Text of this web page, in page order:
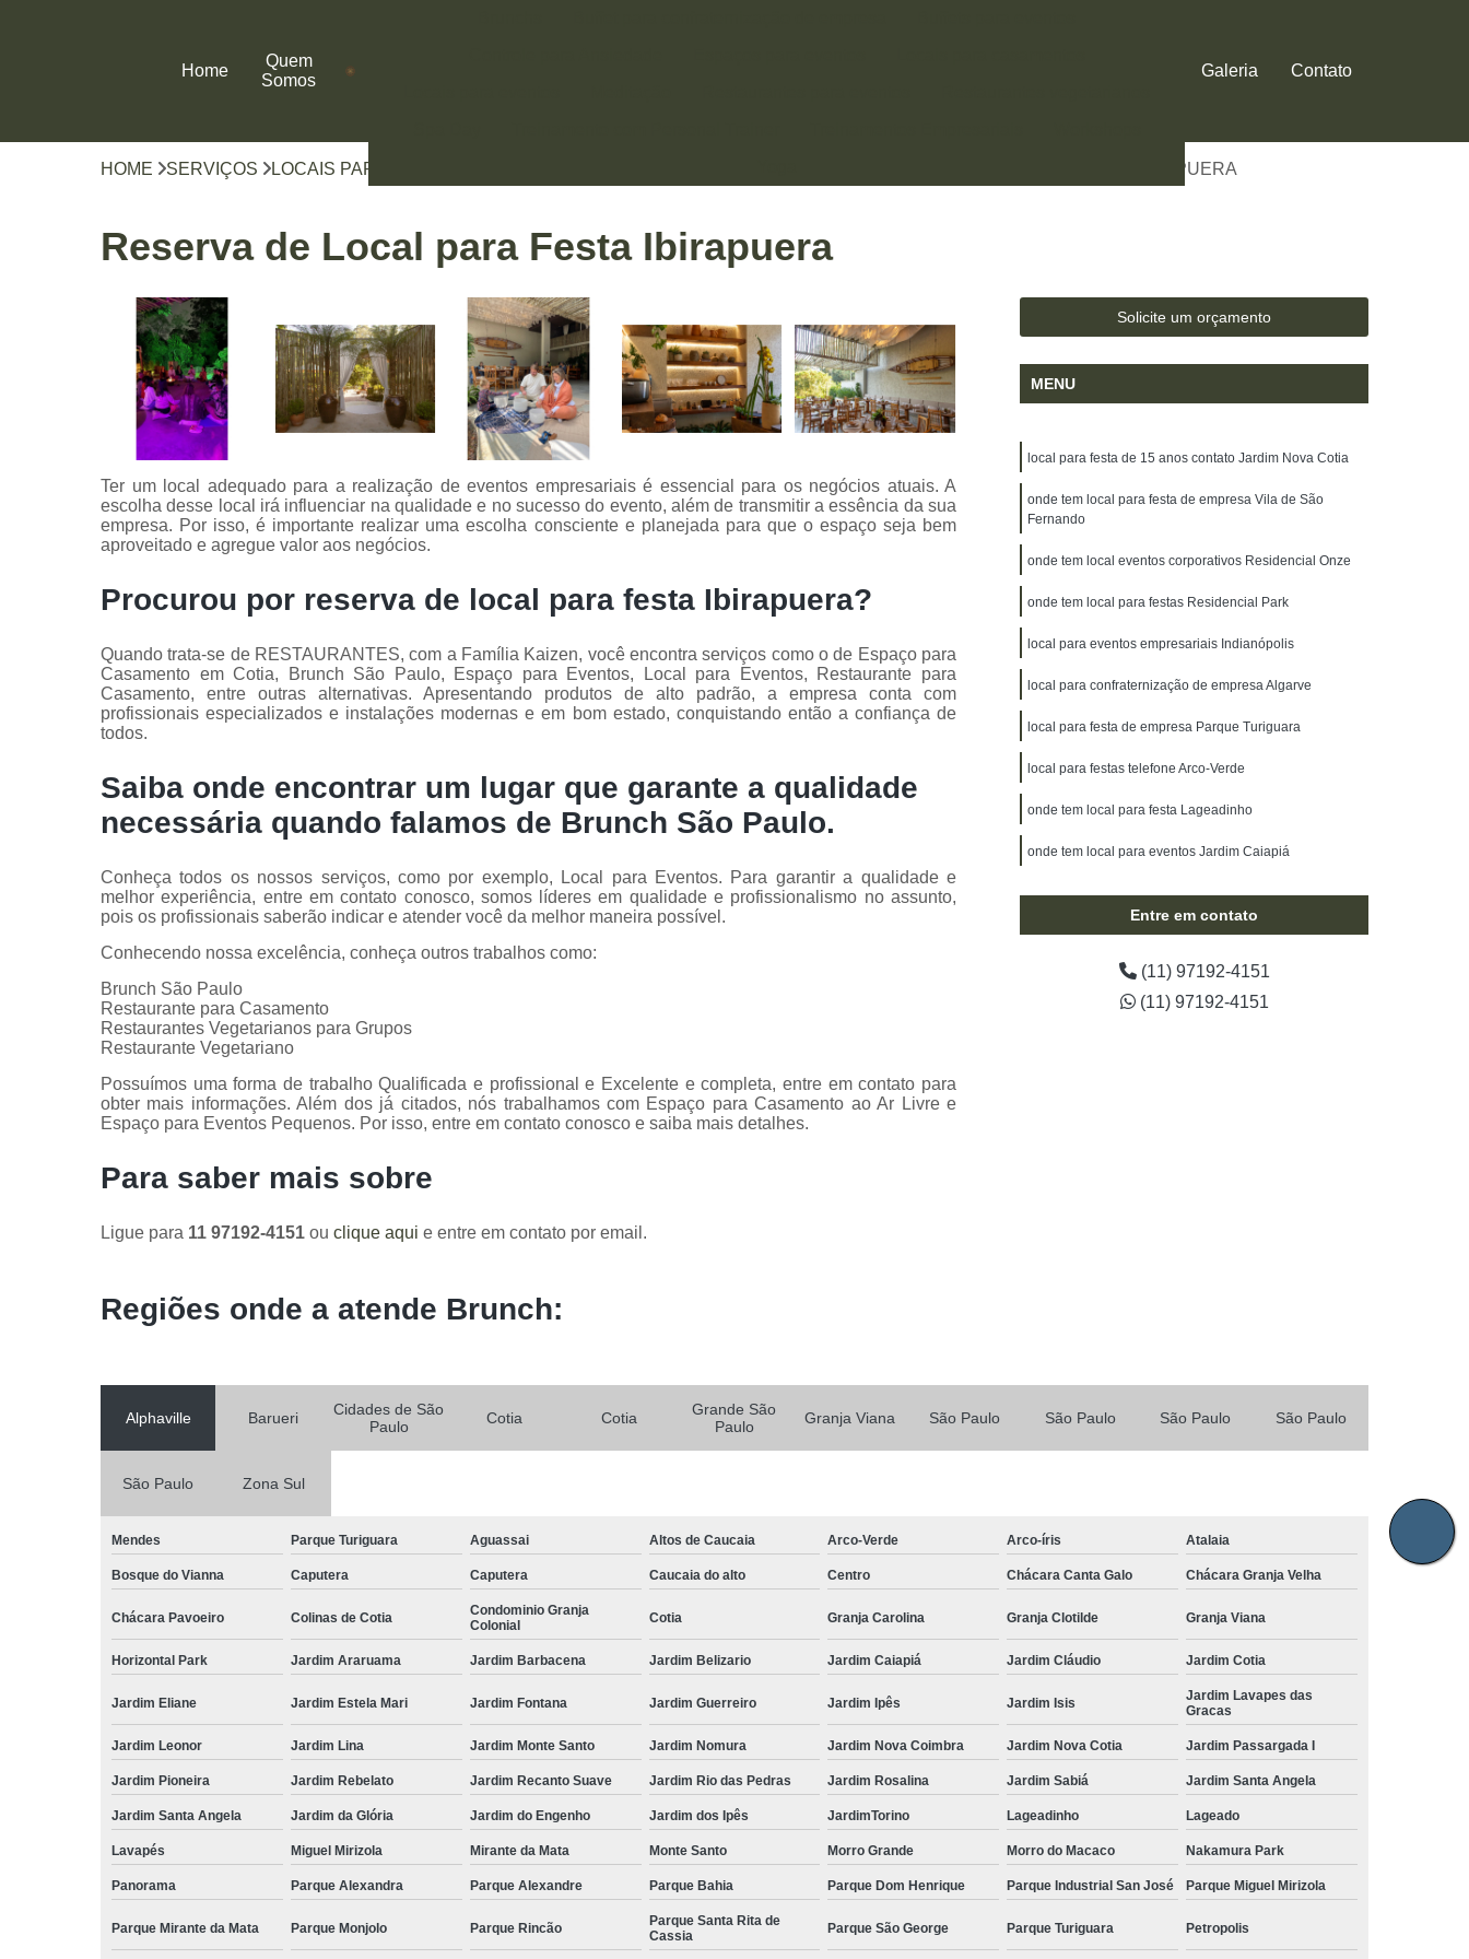
Home
Quem
Somos
Galeria Contato
HOME SERVIÇOS LOCAIS PARA EVENTOS RESERVA DE LOCAL PARA FESTA IBIRAPUERA
Reserva de Local para Festa Ibirapuera
Ter um local adequado para a realização de eventos empresariais é essencial para os negócios atuais. A
escolha desse local irá influenciar na qualidade e no sucesso do evento, além de transmitir a essência da sua
empresa. Por isso, é importante realizar uma escolha consciente e planejada para que o espaço seja bem
aproveitado e agregue valor aos negócios.
Procurou por reserva de local para festa Ibirapuera?
Quando trata-se de RESTAURANTES, com a Família Kaizen, você encontra serviços como o de Espaço para
Casamento em Cotia, Brunch São Paulo, Espaço para Eventos, Local para Eventos, Restaurante para
Casamento, entre outras alternativas. Apresentando produtos de alto padrão, a empresa conta com
profissionais especializados e instalações modernas e em bom estado, conquistando então a confiança de
todos.
Saiba onde encontrar um lugar que garante a qualidade
necessária quando falamos de Brunch São Paulo.
Conheça todos os nossos serviços, como por exemplo, Local para Eventos. Para garantir a qualidade e
melhor experiência, entre em contato conosco, somos líderes em qualidade e profissionalismo no assunto,
pois os profissionais saberão indicar e atender você da melhor maneira possível.
Conhecendo nossa excelência, conheça outros trabalhos como:
Brunch São Paulo
Restaurante para Casamento
Restaurantes Vegetarianos para Grupos
Restaurante Vegetariano
Possuímos uma forma de trabalho Qualificada e profissional e Excelente e completa, entre em contato para
obter mais informações. Além dos já citados, nós trabalhamos com Espaço para Casamento ao Ar Livre e
Espaço para Eventos Pequenos. Por isso, entre em contato conosco e saiba mais detalhes.
Para saber mais sobre
Ligue para 11 97192-4151 ou clique aqui e entre em contato por email.
Solicite um orçamento
MENU
local para festa de 15 anos contato Jardim Nova Cotia
onde tem local para festa de empresa Vila de São
Fernando
onde tem local eventos corporativos Residencial Onze
onde tem local para festas Residencial Park
local para eventos empresariais Indianópolis
local para confraternização de empresa Algarve
local para festa de empresa Parque Turiguara
local para festas telefone Arco-Verde
onde tem local para festa Lageadinho
onde tem local para eventos Jardim Caiapiá
Entre em contato
(11) 97192-4151
(11) 97192-4151
Regiões onde a atende Brunch:
Alphaville Barueri
Cidades de São
Paulo
Cotia Cotia
Grande São
Paulo
Granja Viana São Paulo São Paulo São Paulo São Paulo
São Paulo Zona Sul
Mendes Parque Turiguara Aguassai Altos de Caucaia Arco-Verde Arco-íris Atalaia
Bosque do Vianna Caputera Caputera Caucaia do alto Centro Chácara Canta Galo Chácara Granja Velha
Chácara Pavoeiro Colinas de Cotia
Condominio Granja
Colonial
Cotia Granja Carolina Granja Clotilde Granja Viana
Horizontal Park Jardim Araruama Jardim Barbacena Jardim Belizario Jardim Caiapiá Jardim Cláudio Jardim Cotia
Jardim Eliane Jardim Estela Mari Jardim Fontana Jardim Guerreiro Jardim Ipês Jardim Isis
Jardim Lavapes das
Gracas
Jardim Leonor Jardim Lina Jardim Monte Santo Jardim Nomura Jardim Nova Coimbra Jardim Nova Cotia Jardim Passargada I
Jardim Pioneira Jardim Rebelato Jardim Recanto Suave Jardim Rio das Pedras Jardim Rosalina Jardim Sabiá Jardim Santa Angela
Jardim Santa Angela Jardim da Glória Jardim do Engenho Jardim dos Ipês JardimTorino Lageadinho Lageado
Lavapés Miguel Mirizola Mirante da Mata Monte Santo Morro Grande Morro do Macaco Nakamura Park
Panorama Parque Alexandra Parque Alexandre Parque Bahia Parque Dom Henrique Parque Industrial San José Parque Miguel Mirizola
Parque Mirante da Mata Parque Monjolo Parque Rincão
Parque Santa Rita de
Cassia
Parque São George Parque Turiguara Petropolis